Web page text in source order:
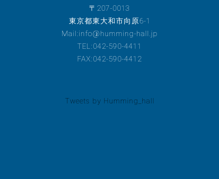
〒207-0013
東京都東大和市向原6-1
Mail:info@humming-hall.jp
TEL:042-590-4411
FAX:042-590-4412
Tweets by Humming_hall